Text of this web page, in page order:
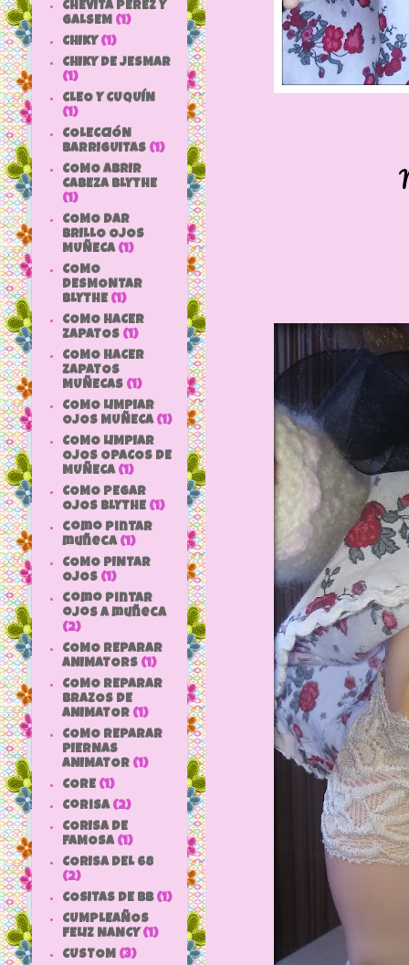
CHEVITA PÉREZ Y
GALSEM (1)
CHIKY (1)
CHIKY DE JESMAR
(1)
CLEO Y CUQUÍN
(1)
COLECCIÓN
BARRIGUITAS (1)
COMO ABRIR
CABEZA BLYTHE
(1)
COMO DAR
BRILLO OJOS
MUÑECA (1)
COMO
DESMONTAR
BLYTHE (1)
COMO HACER
ZAPATOS (1)
COMO HACER
ZAPATOS
MUÑECAS (1)
COMO LIMPIAR
OJOS MUÑECA (1)
COMO LIMPIAR
OJOS OPACOS DE
MUÑECA (1)
COMO PEGAR
OJOS BLYTHE (1)
como pintar
muñeca (1)
COMO PINTAR
OJOS (1)
como pintar
ojos a muñeca
(2)
COMO REPARAR
ANIMATORS (1)
COMO REPARAR
BRAZOS DE
ANIMATOR (1)
COMO REPARAR
PIERNAS
ANIMATOR (1)
CORE (1)
Corisa (2)
CORISA DE
FAMOSA (1)
CORISA DEL 68
(2)
COSITAS DE bb (1)
CUMPLEAÑOS
FELIZ NANCY (1)
CUSTOM (3)